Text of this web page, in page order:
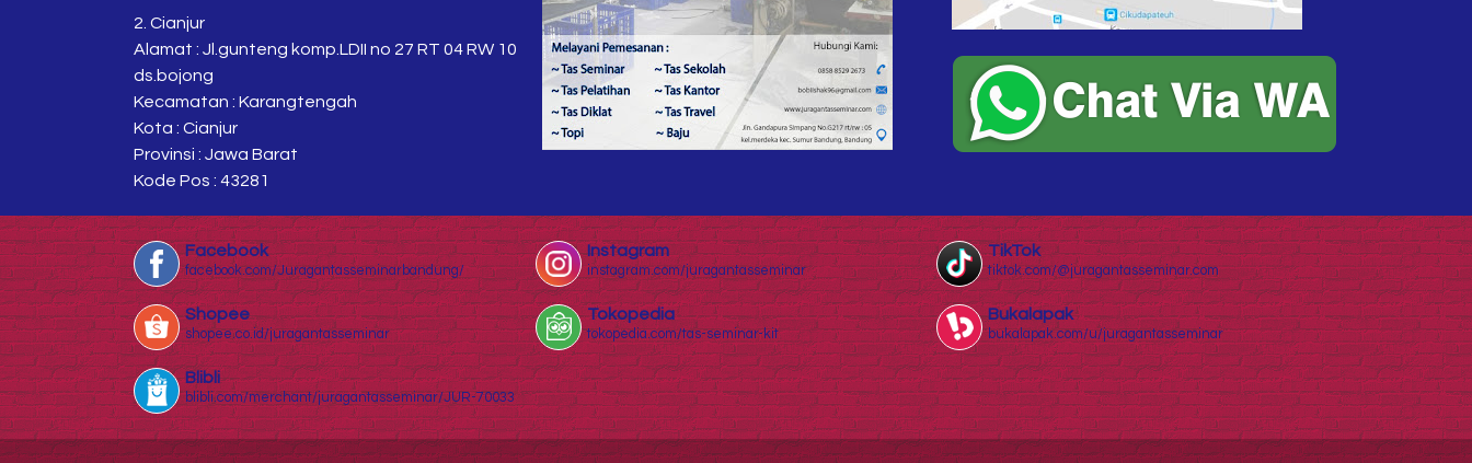
2. Cianjur
Alamat : Jl.gunteng komp.LDII no 27 RT 04 RW 10
ds.bojong
Kecamatan : Karangtengah
Kota : Cianjur
Provinsi : Jawa Barat
Kode Pos : 43281
Facebook
facebook.com/Juragantasseminarbandung/
Instagram
instagram.com/juragantasseminar
TikTok
tiktok.com/@juragantasseminar.com
Shopee
shopee.co.id/juragantasseminar
Tokopedia
tokopedia.com/tas-seminar-kit
Bukalapak
bukalapak.com/u/juragantasseminar
Blibli
blibli.com/merchant/juragantasseminar/JUR-70033